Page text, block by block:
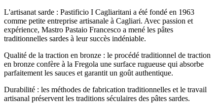
L'artisanat sarde : Pastificio I Cagliaritani a été fondé en 1963
comme petite entreprise artisanale à Cagliari. Avec passion et
expérience, Mastro Pastaio Francesco a mené les pâtes
traditionnelles sardes à leur succès indéniable.
Qualité de la traction en bronze : le procédé traditionnel de traction
en bronze confère à la Fregola une surface rugueuse qui absorbe
parfaitement les sauces et garantit un goût authentique.
Durabilité : les méthodes de fabrication traditionnelles et le travail
artisanal préservent les traditions séculaires des pâtes sardes.